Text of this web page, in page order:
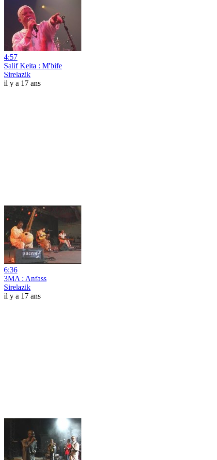
4:57
Salif Keita : M'bife
Sirelazik
il y a 17 ans
6:36
3MA : Anfass
Sirelazik
il y a 17 ans